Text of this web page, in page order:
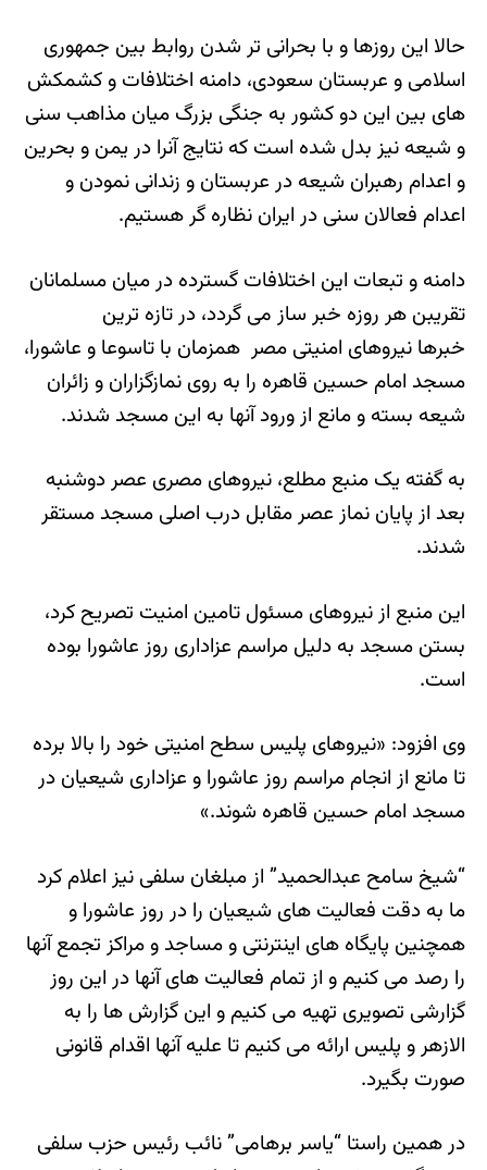
حالا این روزها و با بحرانی تر شدن روابط بین جمهوری
اسلامی و عربستان سعودی، دامنه اختلافات و کشمکش
های بین این دو کشور به جنگی بزرگ میان مذاهب سنی
و شیعه نیز بدل شده است که نتایج آنرا در یمن و بحرین
و اعدام رهبران شیعه در عربستان و زندانی نمودن و
اعدام فعالان سنی در ایران نظاره گر هستیم.
دامنه و تبعات این اختلافات گسترده در میان مسلمانان
تقریبن هر روزه خبر ساز می گردد، در تازه ترین
خبرها نیروهای امنیتی مصر همزمان با تاسوعا و عاشورا،
مسجد امام حسین قاهره را به روی نمازگزاران و زائران
شیعه بسته و مانع از ورود آنها به این مسجد شدند.
به گفته یک منبع مطلع، نیروهای مصری عصر دوشنبه
بعد از پایان نماز عصر مقابل درب اصلی مسجد مستقر
شدند.
این منبع از نیروهای مسئول تامین امنیت تصریح کرد،
بستن مسجد به دلیل مراسم عزاداری روز عاشورا بوده
است.
وی افزود: «نیروهای پلیس سطح امنیتی خود را بالا برده
تا مانع از انجام مراسم روز عاشورا و عزاداری شیعیان در
مسجد امام حسین قاهره شوند.»
“شیخ سامح عبدالحمید” از مبلغان سلفی نیز اعلام کرد
ما به دقت فعالیت های شیعیان را در روز عاشورا و
همچنین پایگاه های اینترنتی و مساجد و مراکز تجمع آنها
را رصد می کنیم و از تمام فعالیت های آنها در این روز
گزارشی تصویری تهیه می کنیم و این گزارش ها را به
الازهر و پلیس ارائه می کنیم تا علیه آنها اقدام قانونی
صورت بگیرد.
در همین راستا “یاسر برهامی” نائب رئیس حزب سلفی